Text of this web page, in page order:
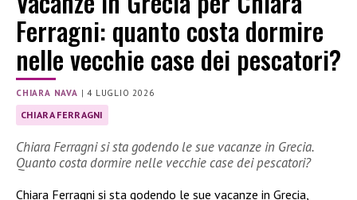
Ferragni: quanto costa dormire
nelle vecchie case dei pescatori?
CHIARA NAVA |4 LUGLIO 2026
CHIARA FERRAGNI
Chiara Ferragni si sta godendo le sue vacanze in Grecia.
Quanto costa dormire nelle vecchie case dei pescatori?
Chiara Ferragni si sta godendo le sue vacanze in Grecia,